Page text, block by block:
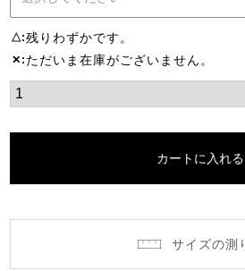
△ 残りわずかです。
✕ ただいま在庫がございません。
カートに入れる
サイズの測